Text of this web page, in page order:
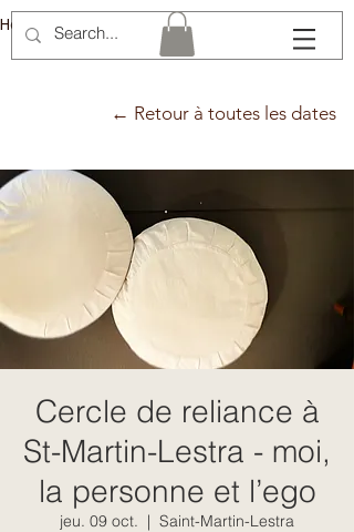
Hélène Lémery
← Retour à toutes les dates
Cercle de reliance à
St-Martin-Lestra - moi,
la personne et l’ego
jeu. 09 oct.
  |
Saint-Martin-Lestra